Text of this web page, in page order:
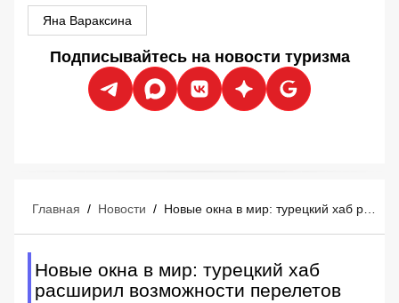
Яна Вараксина
Подписывайтесь на новости туризма
Главная / Новости /
Новые окна в мир: турецкий хаб
расширил возможности перелетов